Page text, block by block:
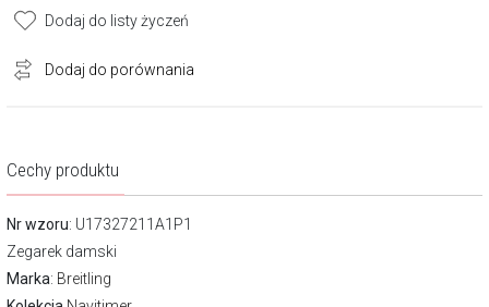
Cechy produktu
Nr wzoru: U17327211A1P1
Zegarek damski
Marka: Breitling
Dodaj do listy życzeń
Dodaj do porównania